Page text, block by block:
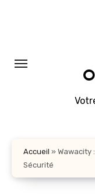
Accueil » Wawacity
Sécurité